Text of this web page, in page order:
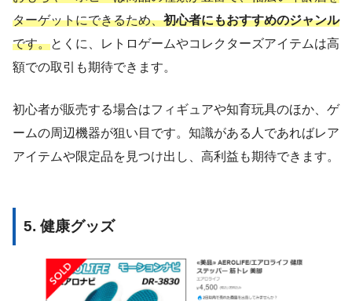
ターゲットにできるため、初心者にもおすすめのジャンル
です。とくに、レトロゲームやコレクターズアイテムは高
額での取引も期待できます。
初心者が販売する場合はフィギュアや知育玩具のほか、ゲ
ームの周辺機器が狙い目です。知識がある人であればレア
アイテムや限定品を見つけ出し、高利益も期待できます。
5. 健康グッズ